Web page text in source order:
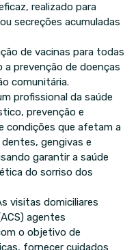
realizado para
secreções acumuladas
de vacinas para todas
prevenção de doenças
comunitária.
profissional da saúde
prevenção e
condições que afetam a
gengivas e
garantir a saúde
do sorriso dos
visitas domiciliares
agentes
o objetivo de
fornecer cuidados